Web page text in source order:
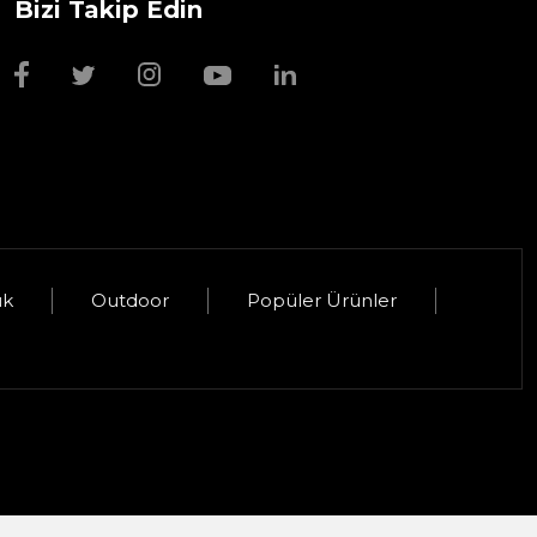
Wmf Bıçak Bileyi
Bizi Takip Edin
Outdoor
Popüler Ürünler